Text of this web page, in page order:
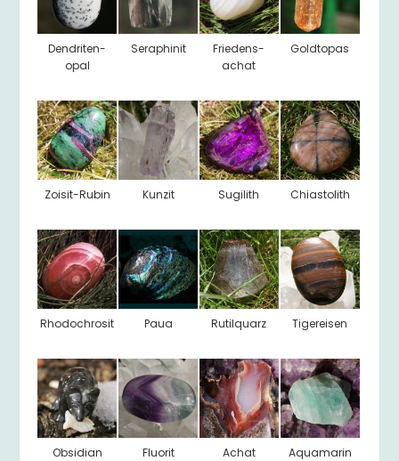
Dendriten-
opal
Seraphinit
Friedens-
achat
Goldtopas
Zoisit-Rubin Kunzit Sugilith Chiastolith
Rhodochrosit Paua Rutilquarz Tigereisen
Obsidian Fluorit Achat Aquamarin